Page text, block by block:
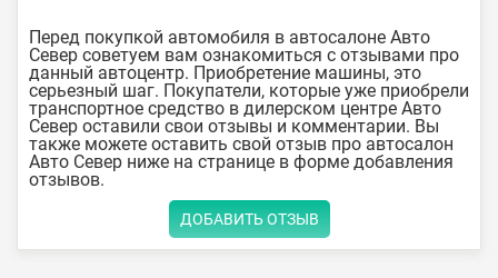
Перед покупкой автомобиля в автосалоне Авто
Север советуем вам ознакомиться с отзывами про
данный автоцентр. Приобретение машины, это
серьезный шаг. Покупатели, которые уже приобрели
транспортное средство в дилерском центре Авто
Север оставили свои отзывы и комментарии. Вы
также можете оставить свой отзыв про автосалон
Авто Север ниже на странице в форме добавления
отзывов.
ДОБАВИТЬ ОТЗЫВ